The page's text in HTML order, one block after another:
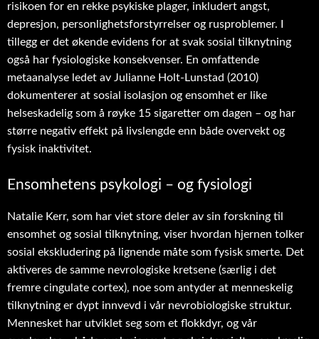
risikoen for en rekke psykiske plager, inkludert angst,
depresjon, personlighetsforstyrrelser og rusproblemer. I
tillegg er det økende evidens for at svak sosial tilknytning
også har fysiologiske konsekvenser. En omfattende
metaanalyse ledet av Julianne Holt-Lunstad (2010)
dokumenterer at sosial isolasjon og ensomhet er like
helseskadelig som å røyke 15 sigaretter om dagen – og har
større negativ effekt på livslengde enn både overvekt og
fysisk inaktivitet.
Ensomhetens psykologi – og fysiologi
Natalie Kerr, som har viet store deler av sin forskning til
ensomhet og sosial tilknytning, viser hvordan hjernen tolker
sosial ekskludering på lignende måte som fysisk smerte. Det
aktiveres de samme nevrologiske kretsene (særlig i det
fremre cingulate cortex), noe som antyder at menneskelig
tilknytning er dypt innvevd i vår nevrobiologiske struktur.
Mennesket har utviklet seg som et flokkdyr, og vår